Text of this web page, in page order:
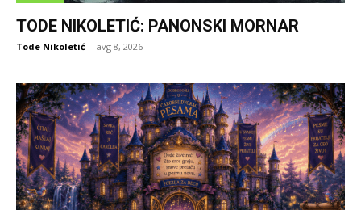
TODE NIKOLETIĆ: PANONSKI MORNAR
Tode Nikoletić - avg 8, 2026